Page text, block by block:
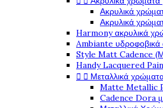
Ακρυλικά
Ακρυλικά
Harmony ακρυλικά
Ambiante υδροφοβικά
Style Matt Cadence
Handy Lacquered
  Μεταλλικά
Matte Metallic
Cadence Dora